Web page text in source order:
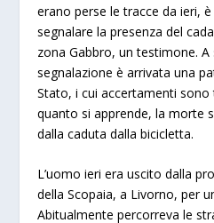
erano perse le tracce da ieri,
segnalare la presenza del
zona Gabbro, un testimone. A
segnalazione è arrivata una
Stato, i cui accertamenti
quanto si apprende, la morte
dalla caduta dalla bicicletta.
L’uomo ieri era uscito dalla
della Scopaia, a Livorno, per
Abitualmente percorreva le